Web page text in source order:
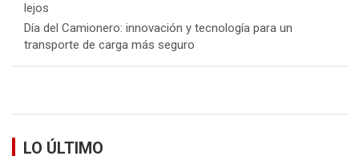
lejos
Día del Camionero: innovación y tecnología para un
transporte de carga más seguro
LO ÚLTIMO